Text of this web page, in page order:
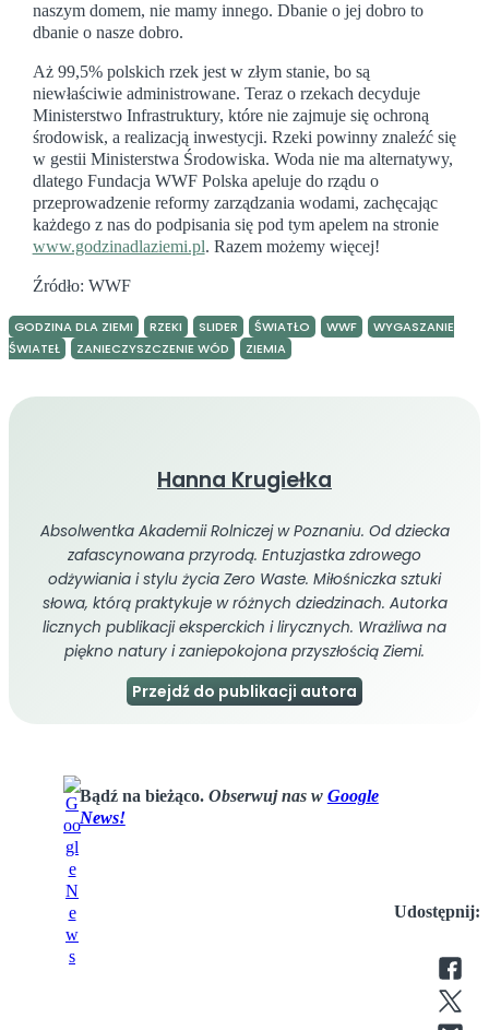
naszym domem, nie mamy innego. Dbanie o jej dobro to
dbanie o nasze dobro.
Aż 99,5% polskich rzek jest w złym stanie, bo są
niewłaściwie administrowane. Teraz o rzekach decyduje
Ministerstwo Infrastruktury, które nie zajmuje się ochroną
środowisk, a realizacją inwestycji. Rzeki powinny znaleźć się
w gestii Ministerstwa Środowiska. Woda nie ma alternatywy,
dlatego Fundacja WWF Polska apeluje do rządu o
przeprowadzenie reformy zarządzania wodami, zachęcając
każdego z nas do podpisania się pod tym apelem na stronie
www.godzinadlaziemi.pl. Razem możemy więcej!
Źródło: WWF
GODZINA DLA ZIEMI RZEKI SLIDER ŚWIATŁO WWF
WYGASZANIE
ŚWIATEŁ
ZANIECZYSZCZENIE WÓD ZIEMIA
Hanna Krugiełka
Absolwentka Akademii Rolniczej w Poznaniu. Od dziecka
zafascynowana przyrodą. Entuzjastka zdrowego
odżywiania i stylu życia Zero Waste. Miłośniczka sztuki
słowa, którą praktykuje w różnych dziedzinach. Autorka
licznych publikacji eksperckich i lirycznych. Wrażliwa na
piękno natury i zaniepokojona przyszłością Ziemi.
Przejdź do publikacji autora
Bądź na bieżąco. Obserwuj nas w Google
News!
Udostępnij: